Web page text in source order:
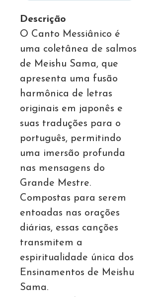
Descrição
O Canto Messiânico é
uma coletânea de salmos
de Meishu Sama, que
apresenta uma fusão
harmônica de letras
originais em japonês e
suas traduções para o
português, permitindo
uma imersão profunda
nas mensagens do
Grande Mestre.
Compostas para serem
entoadas nas orações
diárias, essas canções
transmitem a
espiritualidade única dos
Ensinamentos de Meishu
Sama.